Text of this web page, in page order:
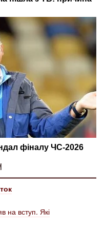
на вступ. Які